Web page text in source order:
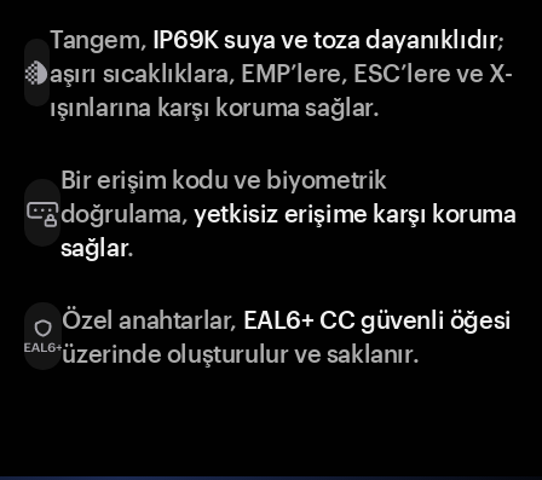
Tangem, IP69K suya ve toza dayanıklıdır;
aşırı sıcaklıklara, EMP’lere, ESC’lere ve X-
ışınlarına karşı koruma sağlar.
Bir erişim kodu ve biyometrik
doğrulama,yetkisiz erişime karşı koruma
sağlar.
Özel anahtarlar, EAL6+ CC güvenli öğesi
üzerinde oluşturulur ve saklanır.